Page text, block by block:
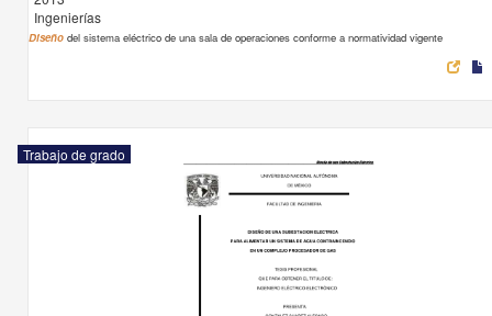
Ingenierías
Diseño del sistema eléctrico de una sala de operaciones conforme a normatividad vigente
Trabajo de grado